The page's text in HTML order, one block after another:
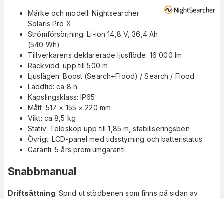
Märke och modell: Nightsearcher
Solaris Pro X
Strömförsörjning: Li-ion 14,8 V, 36,4 Ah
(540 Wh)
Tillverkarens deklarerade ljusflöde: 16 000 lm
Räckvidd: upp till 500 m
Ljuslägen: Boost (Search+Flood) / Search / Flood
Laddtid: ca 8 h
Kapslingsklass: IP65
Mått: 517 × 155 × 220 mm
Vikt: ca 8,5 kg
Stativ: Teleskop upp till 1,85 m, stabiliseringsben
Övrigt: LCD-panel med tidsstyrning och batteristatus
Garanti: 5 års premiumgaranti
Snabbmanual
Driftsättning: Sprid ut stödbenen som finns på sidan av